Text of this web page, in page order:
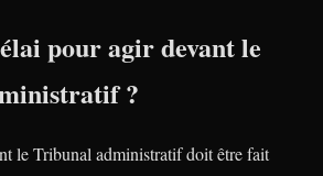
pour agir devant le
?
le Tribunal administratif doit être fait